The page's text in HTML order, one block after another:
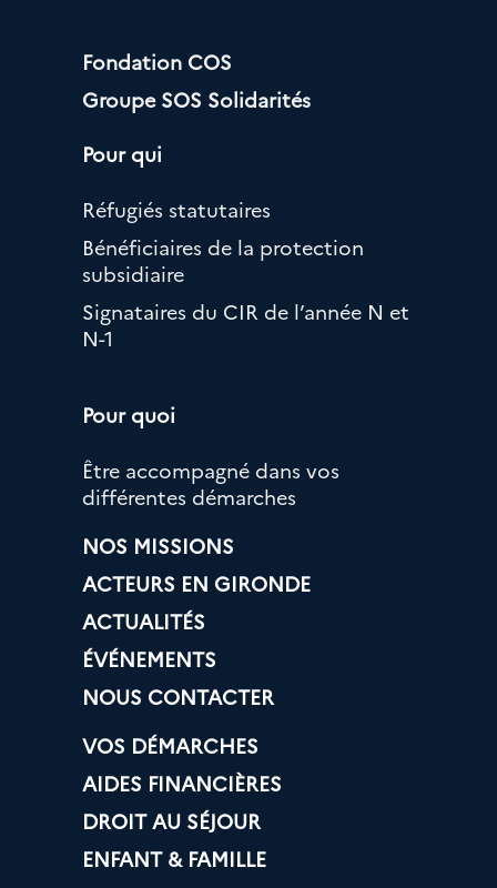
Fondation COS
Groupe SOS Solidarités
Pour qui
Réfugiés statutaires
Bénéficiaires de la protection
subsidiaire
Signataires du CIR de l’année N et
N-1
Pour quoi
Être accompagné dans vos
différentes démarches
NOS MISSIONS
ACTEURS EN GIRONDE
ACTUALITÉS
ÉVÉNEMENTS
NOUS CONTACTER
VOS DÉMARCHES
AIDES FINANCIÈRES
DROIT AU SÉJOUR
ENFANT & FAMILLE